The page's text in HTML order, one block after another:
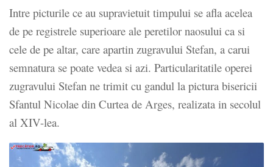
Intre picturile ce au supravietuit timpului se afla acelea
de pe registrele superioare ale peretilor naosului ca si
cele de pe altar, care apartin zugravului Stefan, a carui
semnatura se poate vedea si azi. Particularitatile operei
zugravului Stefan ne trimit cu gandul la pictura bisericii
Sfantul Nicolae din Curtea de Arges, realizata in secolul
al XIV-lea.